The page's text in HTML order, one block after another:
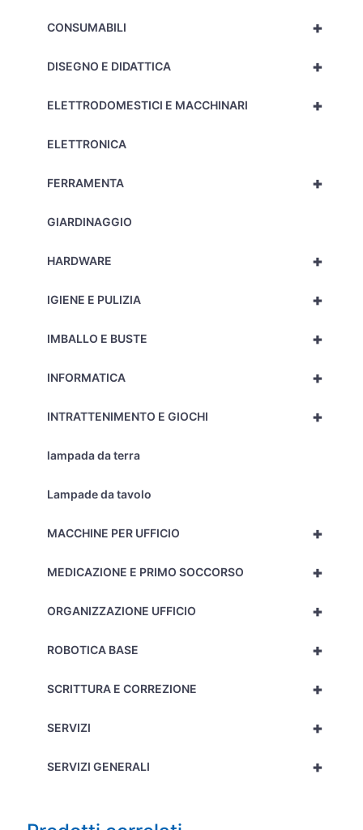
+
CONSUMABILI
+
DISEGNO E DIDATTICA
+
ELETTRODOMESTICI E MACCHINARI
ELETTRONICA
+
FERRAMENTA
GIARDINAGGIO
+
HARDWARE
+
IGIENE E PULIZIA
+
IMBALLO E BUSTE
+
INFORMATICA
+
INTRATTENIMENTO E GIOCHI
lampada da terra
Lampade da tavolo
+
MACCHINE PER UFFICIO
+
MEDICAZIONE E PRIMO SOCCORSO
+
ORGANIZZAZIONE UFFICIO
+
ROBOTICA BASE
+
SCRITTURA E CORREZIONE
+
SERVIZI
+
SERVIZI GENERALI